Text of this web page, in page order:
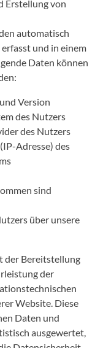
Erstellung von
automatisch
und in einem
Daten können
Version
des Nutzers
des Nutzers
Adresse) des
sind
über unsere
der Bereitstellung
der
Website. Diese
Daten und
ausgewertet,